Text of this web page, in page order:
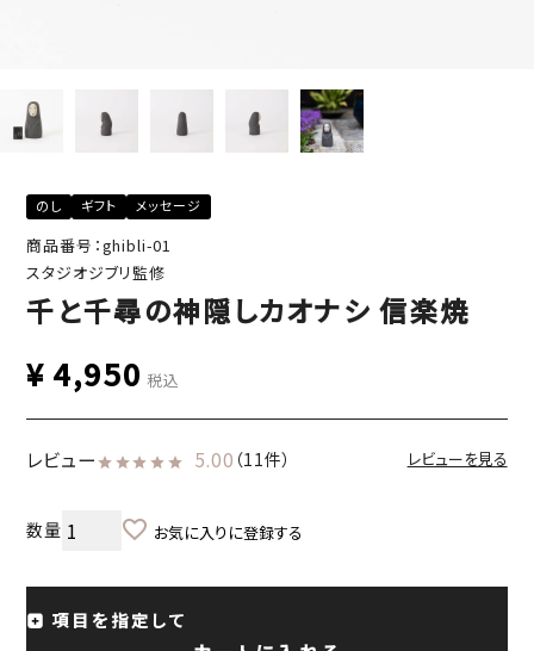
のし ギフト メッセージ
商品番号：ghibli-01
スタジオジブリ監修
千と千尋の神隠しカオナシ 信楽焼
¥ 4,950 税込
レビュー 5.00 （11件） レビューを見る
お気に入りに登録する
項目を指定して